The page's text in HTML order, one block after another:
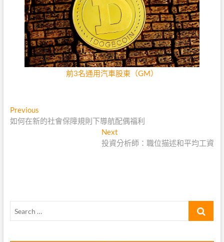
前3名通用汽車股東（GM）
文
章
PreviousPrevious
post:
如何在新的社會保障規則下導航配偶福利
Next
post:
投資分析師：職位描述和平均工資
Search